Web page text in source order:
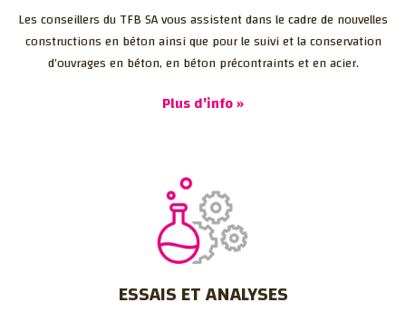
Les conseillers du TFB SA vous assistent dans le cadre de nouvelles
constructions en béton ainsi que pour le suivi et la conservation
d’ouvrages en béton, en béton précontraints et en acier.
Plus d'info »
ESSAIS ET ANALYSES